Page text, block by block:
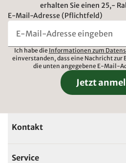
erhalten Sie einen 25,-
E-Mail-Adresse (Pflichtfeld)
Ich habe die Informationen zum
einverstanden, dass eine Nachricht zur
die unten angegebene E-Mail-
Jetzt
Kontakt
Service